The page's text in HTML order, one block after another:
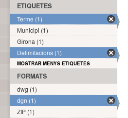
ETIQUETES
Terme (1)
Municipi (1)
Girona (1)
Delimitacions (1)
MOSTRAR MENYS ETIQUETES
FORMATS
dwg (1)
dgn (1)
ZIP (1)